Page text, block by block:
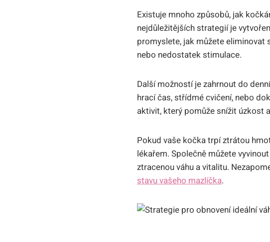
Existuje mnoho způsobů, jak
nejdůležitějších strategií je
promyslete, jak můžete eliminovat
nebo nedostatek stimulace.
Další možností je zahrnout do
hrací čas, střídmé cvičení, nebo
aktivit, který pomůže snížit úzkost
Pokud vaše kočka trpí ztrátou
lékařem. Společně můžete
ztracenou váhu a vitalitu.
stavu vašeho mazlíčka.